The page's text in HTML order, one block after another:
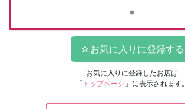
お気に入りに登録したお店は
「 トップページ 」に表示されます。